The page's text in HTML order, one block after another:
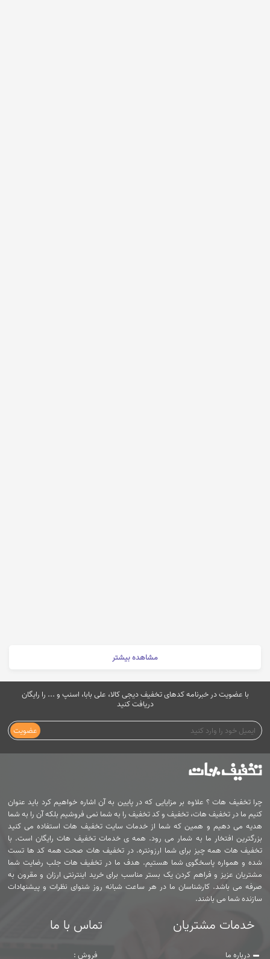
مشاهده بیشتر
با عضویت در خبرنامه کدهای تخفیف دیجی کالا، علی بابا، اسنپ و ... را رایگان
دریافت کنید
عضویت
چرا تخفیف هات ؟ علاوه بر مزایایی که در پایین به آن اشاره خواهیم کرد باید عنوان
کنیم ما در تخفیف هات، تخفیف و کد تخفیف را به شما نمی فروشیم بلکه آن را به شما
هدیه می دهیم و همین که شما از خدمات سایت تخفیف هات استفاده می کنید
بزرگترین افتخار ما به شمار می رود. همه ی خدمات تخفیف هات رایگان است. با
تخفیف هات همه چیز برای شما ارزونتره. در تخفیف هات صحت همه کد ها تست
شده و همواره پاسخگوی شما هستیم. هدف ما در تخفیف هات جلب رضایت شما
مشتریان عزیز و فراهم کردن یک بستر مناسب برای خرید اینترنتی ارزان و مقرون به
صرفه می باشد. کارشناسان ما در هر ساعت شبانه روز شنوای نظرات و پیشنهادات
سازنده شما می باشند.
خدمات مشتریان
درباره ما
تماس با ما
فروش :